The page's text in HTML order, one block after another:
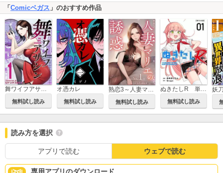
「 Comicベガス 」のおすすめ作品
舞ワイフアサシン
無料試し読み
オ憑カレ
無料試し読み
熟恋3～人妻マリエの誘惑～
無料試し読み
ぬきたしR 単行本版
無料試し読み
読み方を選択
アプリで読む ウェブで読む